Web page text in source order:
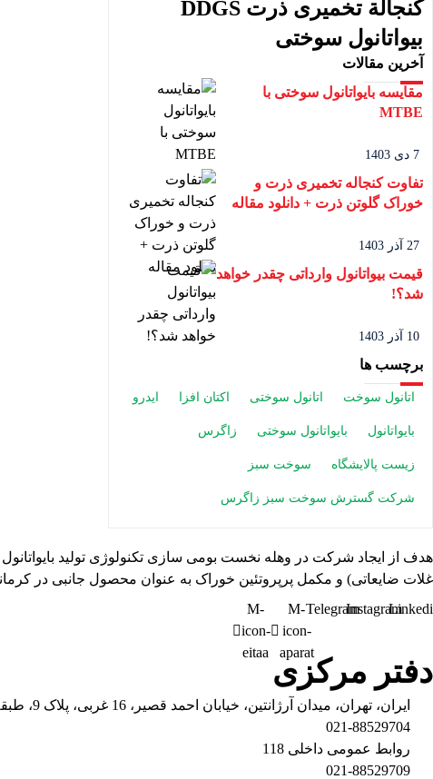
کنجالة تخمیری ذرت DDGS
بیواتانول سوختی
آخرین مقالات
مقایسه بایواتانول سوختی با
MTBE
7 دی 1403
تفاوت کنجاله تخمیری ذرت و
خوراک گلوتن ذرت + دانلود مقاله
27 آذر 1403
قیمت بیواتانول وارداتی چقدر خواهد
شد؟!
10 آذر 1403
برچسب ها
اتانول سوخت اتانول سوختی اکتان افزا ایدرو
بایواتانول بایواتانول سوختی زاگرس
زیست پالایشگاه سوخت سبز
شرکت گسترش سوخت سبز زاگرس
هدف از ایجاد شرکت در وهله نخست بومی سازی تکنولوژی تولید
غلات ضایعاتی) و مکمل پرپروتئین خوراک به عنوان محصول جانبی در
Instagram
Telegram
M-
icon-
aparat
M-
icon-
eitaa
دفتر مرکزی
ایران، تهران، میدان آرژانتین، خیابان احمد قصیر، 16 غربی، پلاک 9، طبقه پنجم
021-88529704
روابط عمومی داخلی 118
021-88529709